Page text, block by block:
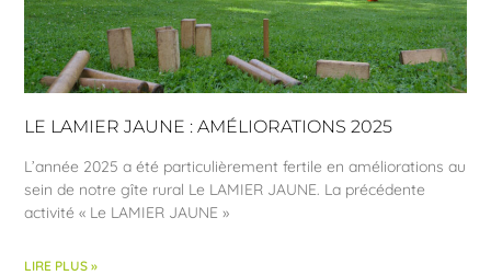
LE LAMIER JAUNE : AMÉLIORATIONS 2025
L’année 2025 a été particulièrement fertile en améliorations au
sein de notre gîte rural Le LAMIER JAUNE. La précédente
activité « Le LAMIER JAUNE »
LIRE PLUS »